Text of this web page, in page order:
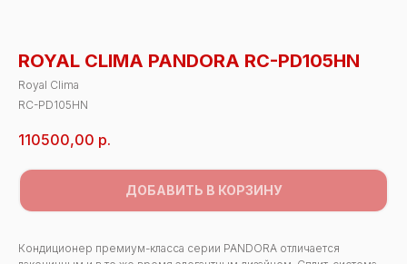
ROYAL CLIMA PANDORA RC-PD105HN
Royal Clima
RC-PD105HN
110500,00 р.
ДОБАВИТЬ В КОРЗИНУ
Кондиционер премиум-класса серии PANDORA отличается